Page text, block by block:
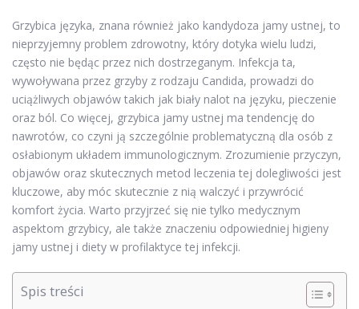
Grzybica języka, znana również jako kandydoza jamy ustnej, to
nieprzyjemny problem zdrowotny, który dotyka wielu ludzi,
często nie będąc przez nich dostrzeganym. Infekcja ta,
wywoływana przez grzyby z rodzaju Candida, prowadzi do
uciążliwych objawów takich jak biały nalot na języku, pieczenie
oraz ból. Co więcej, grzybica jamy ustnej ma tendencję do
nawrotów, co czyni ją szczególnie problematyczną dla osób z
osłabionym układem immunologicznym. Zrozumienie przyczyn,
objawów oraz skutecznych metod leczenia tej dolegliwości jest
kluczowe, aby móc skutecznie z nią walczyć i przywrócić
komfort życia. Warto przyjrzeć się nie tylko medycznym
aspektom grzybicy, ale także znaczeniu odpowiedniej higieny
jamy ustnej i diety w profilaktyce tej infekcji.
Spis treści